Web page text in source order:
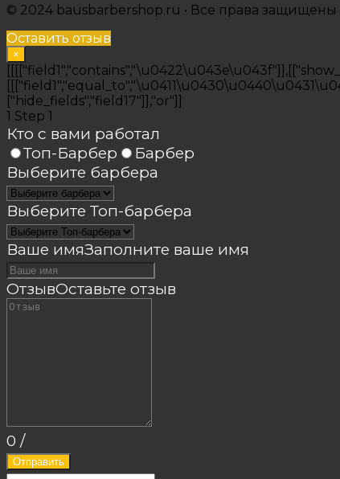
© 2024 bausbarbershop.ru • Все права защищены
Оставить отзыв
×
["hide_fields","field17"]],"or"]]
1 Step 1
Кто с вами работал
Топ-Барбер
Барбер
Выберите барбера
Выберите Топ-барбера
Ваше имяЗаполните ваше имя
ОтзывОставьте отзыв
0 /
Отправить